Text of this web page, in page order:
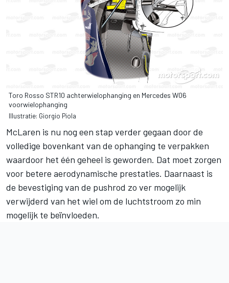
Toro Rosso STR10 achterwielophanging en Mercedes W06
voorwielophanging
Illustratie: Giorgio Piola
McLaren is nu nog een stap verder gegaan door de
volledige bovenkant van de ophanging te verpakken
waardoor het één geheel is geworden. Dat moet zorgen
voor betere aerodynamische prestaties. Daarnaast is
de bevestiging van de pushrod zo ver mogelijk
verwijderd van het wiel om de luchtstroom zo min
mogelijk te beïnvloeden.